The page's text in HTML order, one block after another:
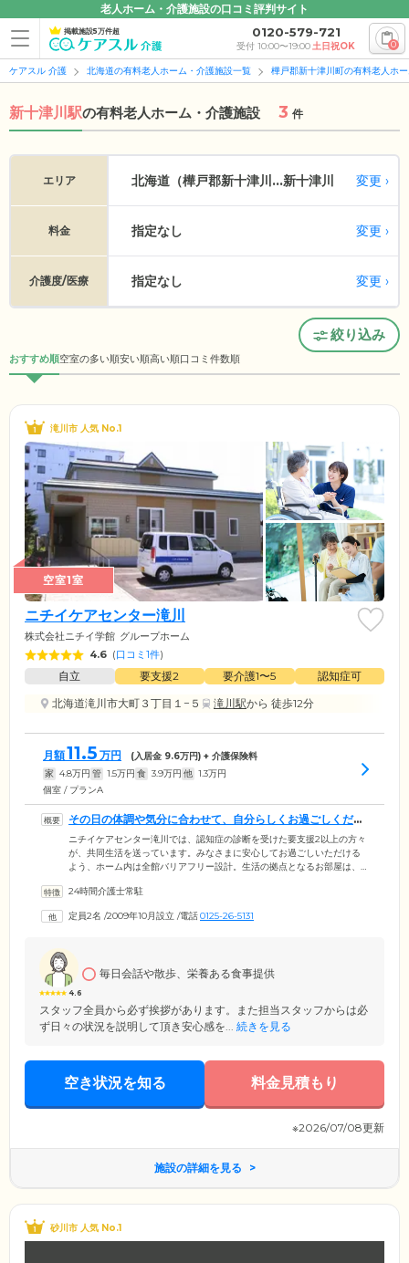
老人ホーム・介護施設の口コミ評判サイト
掲載施設5万件超 0120-579-721
受付 10:00〜19:00土日祝OK 0
ケアスル 介護 北海道の有料老人ホーム・介護施設一覧 樺戸郡新十津川町の有料老人ホ
新十津川駅の有料老人ホーム・介護施設 3 件
エリア 北海道（樺戸郡新十津川...新十津川 変更
料金 指定なし 変更
介護度/医療 指定なし 変更
絞り込み
おすすめ順空室の多い順安い順高い順口コミ件数順
滝川市 人気 No.1
空室1室
ニチイケアセンター滝川
株式会社ニチイ学館 グループホーム
4.6 (口コミ1件)
自立 要支援2 要介護1〜5
認知症可
北海道滝川市大町３丁目１−５
滝川駅から 徒歩12分
月額11.5 万円 (入居金 9.6万円) + 介護保険料
家 4.8万円 管 1.5万円 食 3.9万円 他 1.3万円
個室 / プランA
その日の体調や気分に合わせて、自分らしくお過ごしくださ
い
ニチイケアセンター滝川では、認知症の診断を受けた要支援2以上の方々
が、共同生活を送っています。みなさまに安心してお過ごしいただける
よう、ホーム内は全館バリアフリー設計。生活の拠点となるお部屋は、
あるリビング兼食堂では、TV鑑賞やおしゃべりなど思い思いのひととき
えております。落ち着いてくつろぎたい気分の際、ぜひご活用くださ
24時間介護士常駐
定員2名 /2009年10月設立 /電話0125-26-5131
4.6
毎日会話や散歩、栄養ある食事提供
スタッフ全員から必ず挨拶があります。また担当スタッフからは必
ず日々の状況を説明して頂き安心感を... 続きを見る
空き状況を知る 料金見積もり
※2026/07/08更新
施設の詳細を見る
砂川市 人気 No.1